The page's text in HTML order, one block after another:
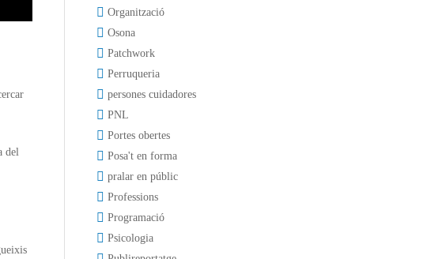
del
Organització
Osona
Patchwork
Perruqueria
persones cuidadores
PNL
Portes obertes
Posa't en forma
pralar en públic
Professions
Programació
Psicologia